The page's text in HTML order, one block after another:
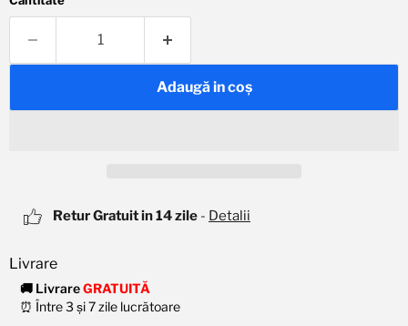
Adaugă in coş
Retur Gratuit in 14 zile - Detalii
🚚 LivrareGRATUITĂ
⏰ Între 3 și 7 zile lucrătoare